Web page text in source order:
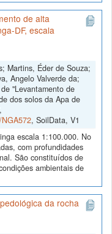
de alta
DF, escala
Martins, Éder de Souza;
Angelo Valverde da;
"Levantamento de
dos solos da Apa de
, SoilData, V1
escala 1:100.000. No
com profundidades
São constituídos de
ambientais de
da rocha